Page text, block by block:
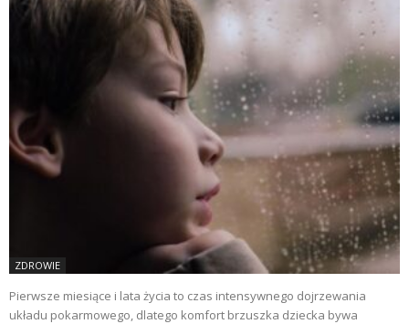
ZDROWIE
Pierwsze miesiące i lata życia to czas intensywnego dojrzewania
układu pokarmowego, dlatego komfort brzuszka dziecka bywa